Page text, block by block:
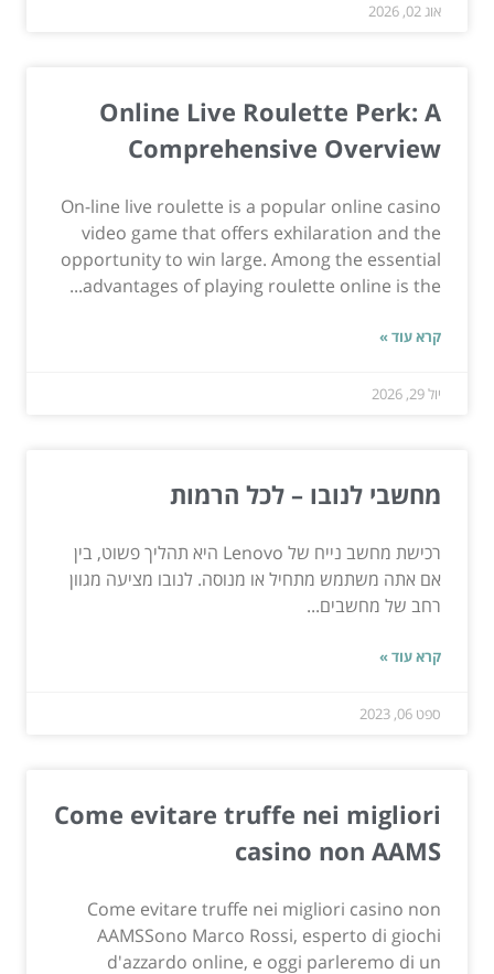
אוג 02, 2026
Online Live Roulette Perk: A
Comprehensive Overview
On-line live roulette is a popular online casino
video game that offers exhilaration and the
opportunity to win large. Among the essential
advantages of playing roulette online is the...
קרא עוד »
יול 29, 2026
מחשבי לנובו – לכל הרמות
רכישת מחשב נייח של Lenovo היא תהליך פשוט, בין
אם אתה משתמש מתחיל או מנוסה. לנובו מציעה מגוון
רחב של מחשבים...
קרא עוד »
ספט 06, 2023
Come evitare truffe nei migliori
casino non AAMS
Come evitare truffe nei migliori casino non
AAMSSono Marco Rossi, esperto di giochi
d'azzardo online, e oggi parleremo di un